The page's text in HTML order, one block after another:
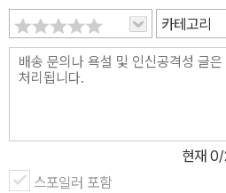
교통 이용법 등 여행 전에 알아 두어야
책 부록 - 휴대용 여행 가이드북 각 지
하게 손에 들고 다니며 볼 수 있다. 또
국 회화를 정리했다.
카테고리
현재 0
스포일러 포함